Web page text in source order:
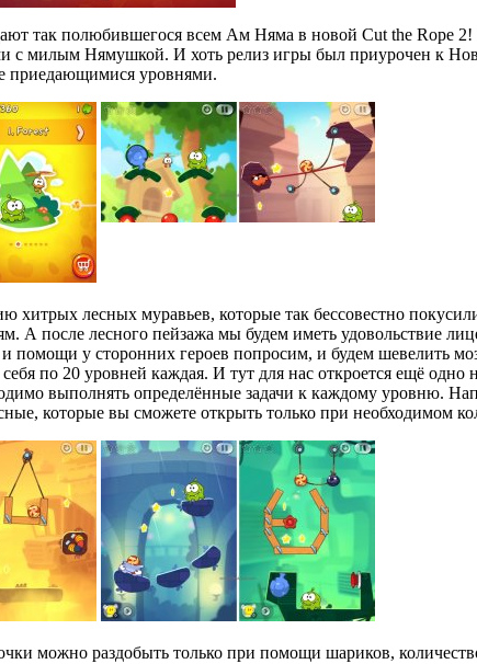
так полюбившегося всем Ам Няма в новой Cut the Rope
милым Нямушкой. И хоть релиз игры был приурочен к
приедающимися уровнями.
хитрых лесных муравьев, которые так бессовестно
А после лесного пейзажа мы будем иметь удовольствие
у сторонних героев попросим, и будем шевелить
по 20 уровней каждая. И тут для нас откроется ещё одно
выполнять определённые задачи к каждому уровню.
которые вы сможете открыть только при необходимом
можно раздобыть только при помощи шариков,